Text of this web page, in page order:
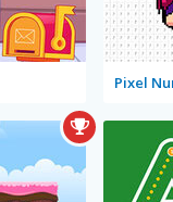
Pixel